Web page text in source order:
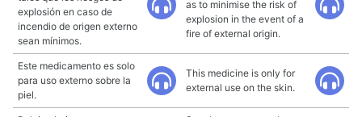
explosión en caso de
incendio de origen externo
sean mínimos.
as to minimise the risk of
explosion in the event of a
fire of external origin.
Este medicamento es solo
para uso externo sobre la
piel.
This medicine is only for
external use on the skin.